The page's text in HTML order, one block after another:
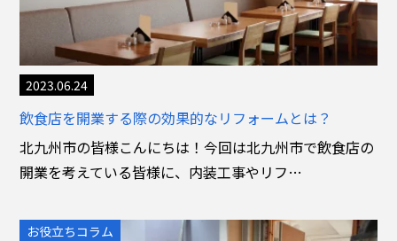
2023.06.24
飲食店を開業する際の効果的なリフォームとは？
北九州市の皆様こんにちは！今回は北九州市で飲食店の
開業を考えている皆様に、内装工事やリフ…
お役立ちコラム